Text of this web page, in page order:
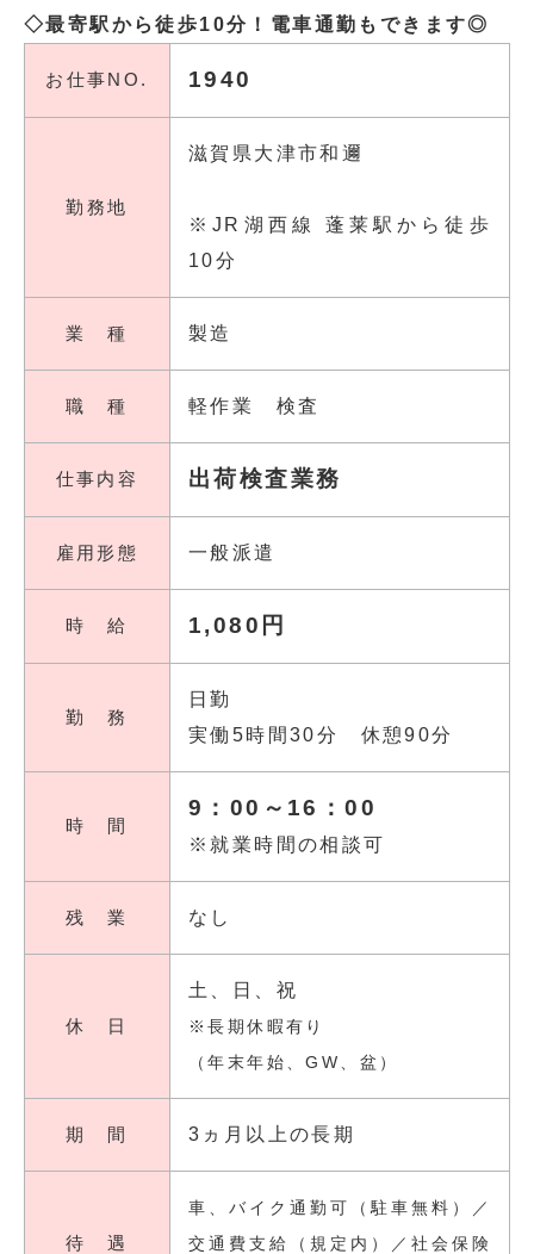
◇最寄駅から徒歩10分！電車通勤もできます◎
お仕事NO. 1940
勤務地
滋賀県大津市和邇
※JR湖西線 蓬莱駅から徒歩
10分
業 種 製造
職 種 軽作業 検査
仕事内容 出荷検査業務
雇用形態 一般派遣
時 給 1,080円
勤 務
日勤
実働5時間30分 休憩90分
時 間
9：00～16：00
※就業時間の相談可
残 業 なし
休 日
土、日、祝
※長期休暇有り
（年末年始、GW、盆）
期 間 3ヵ月以上の長期
待 遇
車、バイク通勤可（駐車無料）／
交通費支給（規定内）／社会保険